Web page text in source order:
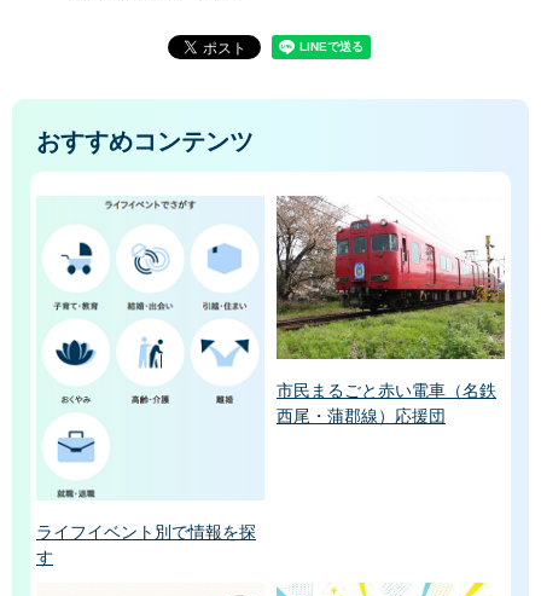
おすすめコンテンツ
ライフイベント別で情報を探
す
市民まるごと赤い電車（名鉄
西尾・蒲郡線）応援団